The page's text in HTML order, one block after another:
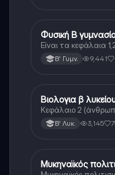
Φυσική
Φυσική Β
Είναι τα κεφάλαια
Β' Γυμν. 9,441
Βιολογία
Βιολογια β
Κεφάλαιο 2
Β' Λυκ. 3,145
Ιστορία
Μυκηναϊκός